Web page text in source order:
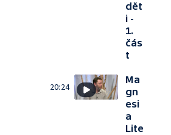
dět
i -
1.
čás
t
20:24
Ma
gn
esi
a
Lite